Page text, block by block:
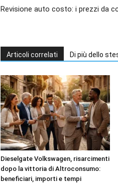
Revisione auto costo: i prezzi da
Articoli correlati Di più dello
Dieselgate Volkswagen, risarcimenti
dopo la vittoria di Altroconsumo:
beneficiari, importi e tempi